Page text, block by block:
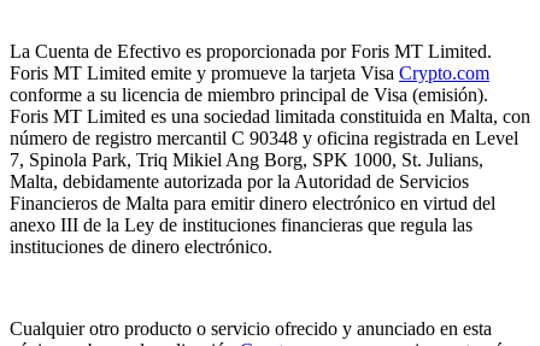
La Cuenta de Efectivo es proporcionada por Foris MT Limited.
Foris MT Limited emite y promueve la tarjeta Visa Crypto.com
conforme a su licencia de miembro principal de Visa (emisión).
Foris MT Limited es una sociedad limitada constituida en Malta, con
número de registro mercantil C 90348 y oficina registrada en Level
7, Spinola Park, Triq Mikiel Ang Borg, SPK 1000, St. Julians,
Malta, debidamente autorizada por la Autoridad de Servicios
Financieros de Malta para emitir dinero electrónico en virtud del
anexo III de la Ley de instituciones financieras que regula las
instituciones de dinero electrónico.
Cualquier otro producto o servicio ofrecido y anunciado en esta